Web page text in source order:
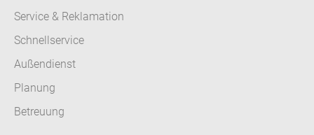
Service & Reklamation
Schnellservice
Außendienst
Planung
Betreuung